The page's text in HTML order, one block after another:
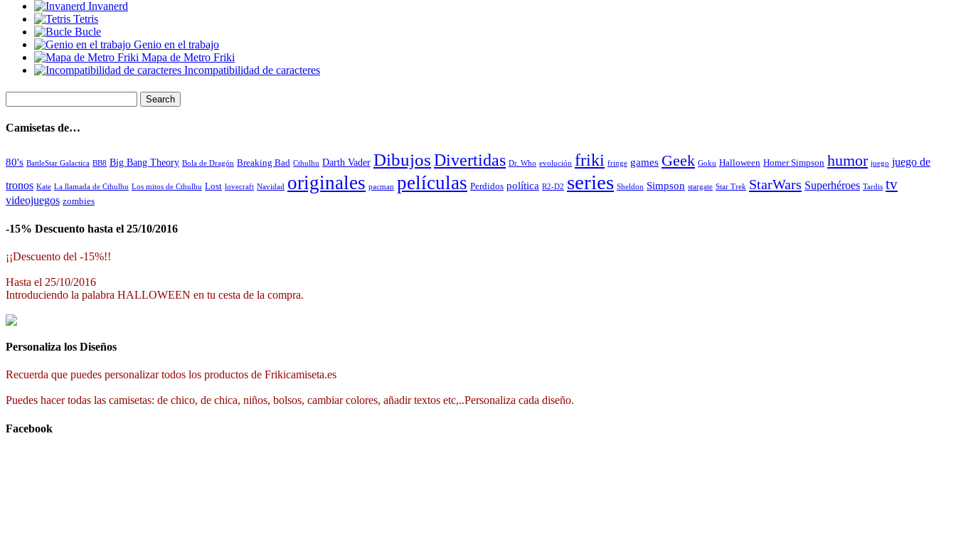
Invanerd
Tetris
Bucle
Genio en el trabajo
Mapa de Metro Friki
Incompatibilidad de caracteres
Camisetas de…
80's BattleStar Galactica BB8 Big Bang Theory Bola de Dragón Breaking Bad Cthulhu Darth Vader DibujosDivertidas Dr. Who evolución friki fringe games Geek Goku Halloween Homer Simpson humor juego juego de
tronos Kate La llamada de Cthulhu Los mitos de Cthulhu Lost lovecraft Navidad originales pacman películas Perdidos política R2-D2 series Sheldon Simpson stargate Star Trek StarWars Superhéroes Tardis tv
videojuegos zombies
-15% Descuento hasta el 25/10/2016
¡¡Descuento del -15%!!
Hasta el 25/10/2016
Introduciendo la palabra HALLOWEEN en tu cesta de la compra.
Personaliza los Diseños
Recuerda que puedes personalizar todos los productos de Frikicamiseta.es
Puedes hacer todas las camisetas: de chico, de chica, niños, bolsos, cambiar colores, añadir textos etc,..Personaliza cada diseño.
Facebook